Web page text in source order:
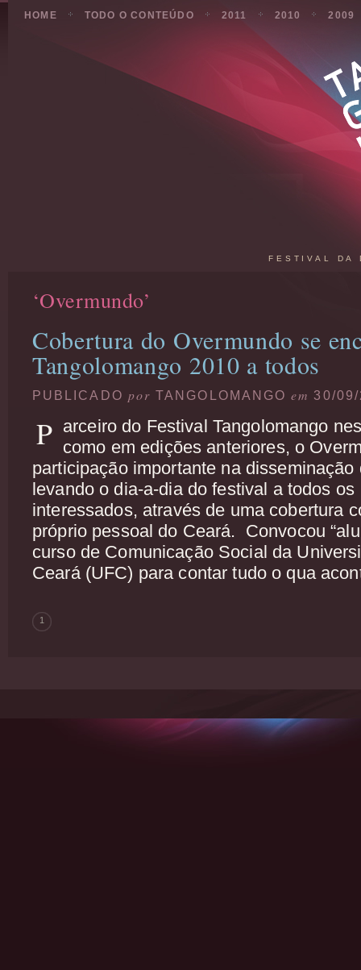
HOME TODO O CONTEÚDO 2011 2010 2009
FESTIVAL DA
‘Overmundo’
Cobertura do Overmundo se
Tangolomango 2010 a todos
PUBLICADO por TANGOLOMANGOem 30/
P arceiro do Festival Tangolomango
como em edições anteriores, o
participação importante na
levando o dia-a-dia do festival a todos os
interessados, através de uma cobertura
próprio pessoal do Ceará. Convocou
curso de Comunicação Social da
Ceará (UFC) para contar tudo o qua
1